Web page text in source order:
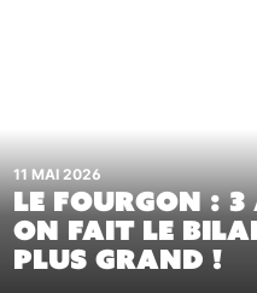
11 MAI 2026
LE FOURGON : 3
ON FAIT LE
PLUS GRAND !